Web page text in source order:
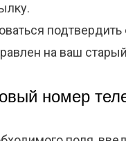
на ваш
номер